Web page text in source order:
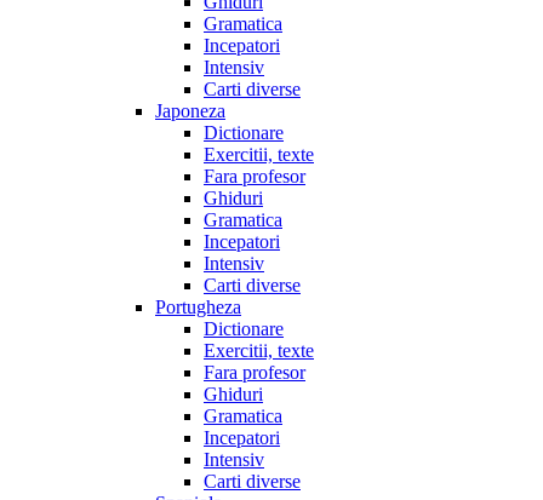
Gramatica
Incepatori
Intensiv
Carti diverse
Japoneza
Dictionare
Exercitii, texte
Fara profesor
Ghiduri
Gramatica
Incepatori
Intensiv
Carti diverse
Portugheza
Dictionare
Exercitii, texte
Fara profesor
Ghiduri
Gramatica
Incepatori
Intensiv
Carti diverse